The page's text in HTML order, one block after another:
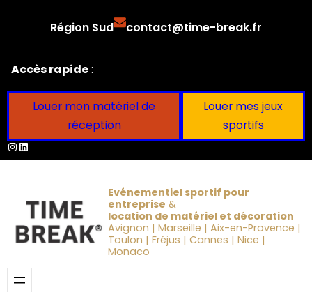
Région Sud contact@time-break.fr
Accès rapide:
Louer mon matériel de
réception
Louer mes jeux
sportifs
Instagram
LinkedIn
Evénementiel sportif pour
entreprise &
location de matériel et décoration
Avignon | Marseille | Aix-en-Provence |
Toulon | Fréjus | Cannes | Nice |
Monaco